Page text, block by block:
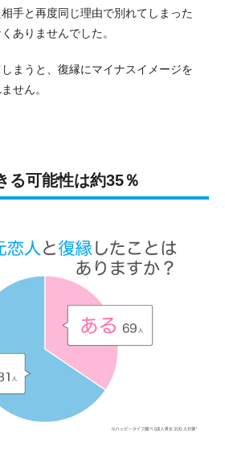
手と再度同じ理由で別れてしまった
ありませんでした。
まうと、復縁にマイナスイメージを
せん。
る可能性は約35％